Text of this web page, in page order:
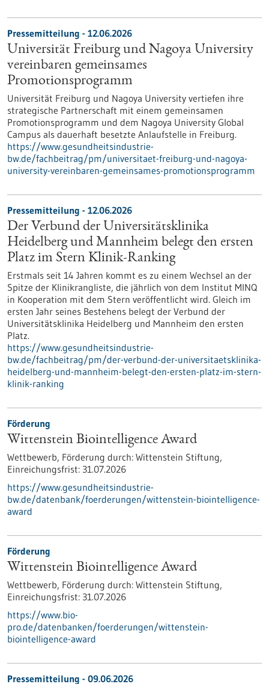
Pressemitteilung - 12.06.2026
Universität Freiburg und Nagoya University
vereinbaren gemeinsames
Promotionsprogramm
Universität Freiburg und Nagoya University vertiefen ihre
strategische Partnerschaft mit einem gemeinsamen
Promotionsprogramm und dem Nagoya University Global
Campus als dauerhaft besetzte Anlaufstelle in Freiburg.
https://www.gesundheitsindustrie-
bw.de/fachbeitrag/pm/universitaet-freiburg-und-nagoya-
university-vereinbaren-gemeinsames-promotionsprogramm
Pressemitteilung - 12.06.2026
Der Verbund der Universitätsklinika
Heidelberg und Mannheim belegt den ersten
Platz im Stern Klinik-Ranking
Erstmals seit 14 Jahren kommt es zu einem Wechsel an der
Spitze der Klinikrangliste, die jährlich von dem Institut MINQ
in Kooperation mit dem Stern veröffentlicht wird. Gleich im
ersten Jahr seines Bestehens belegt der Verbund der
Universitätsklinika Heidelberg und Mannheim den ersten
Platz.
https://www.gesundheitsindustrie-
bw.de/fachbeitrag/pm/der-verbund-der-universitaetsklinika-
heidelberg-und-mannheim-belegt-den-ersten-platz-im-stern-
klinik-ranking
Förderung
Wittenstein Biointelligence Award
Wettbewerb, Förderung durch: Wittenstein Stiftung,
Einreichungsfrist: 31.07.2026
https://www.gesundheitsindustrie-
bw.de/datenbank/foerderungen/wittenstein-biointelligence-
award
Förderung
Wittenstein Biointelligence Award
Wettbewerb, Förderung durch: Wittenstein Stiftung,
Einreichungsfrist: 31.07.2026
https://www.bio-
pro.de/datenbanken/foerderungen/wittenstein-
biointelligence-award
Pressemitteilung - 09.06.2026